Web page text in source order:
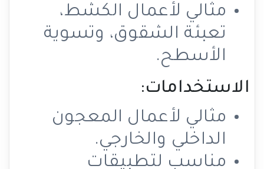
مثالي لأعمال الكشط،
تعبئة الشقوق، وتسوية
الأسطح.
الاستخدامات:
مثالي لأعمال المعجون
الداخلي والخارجي.
مناسب لتطبيقات